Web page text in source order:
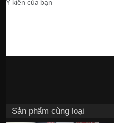
Sản phẩm cùng loại